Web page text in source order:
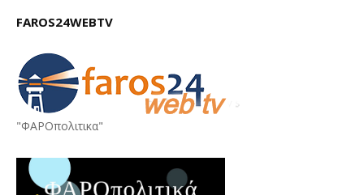
FAROS24WEBTV
"ΦΑΡΟπολιτικα"